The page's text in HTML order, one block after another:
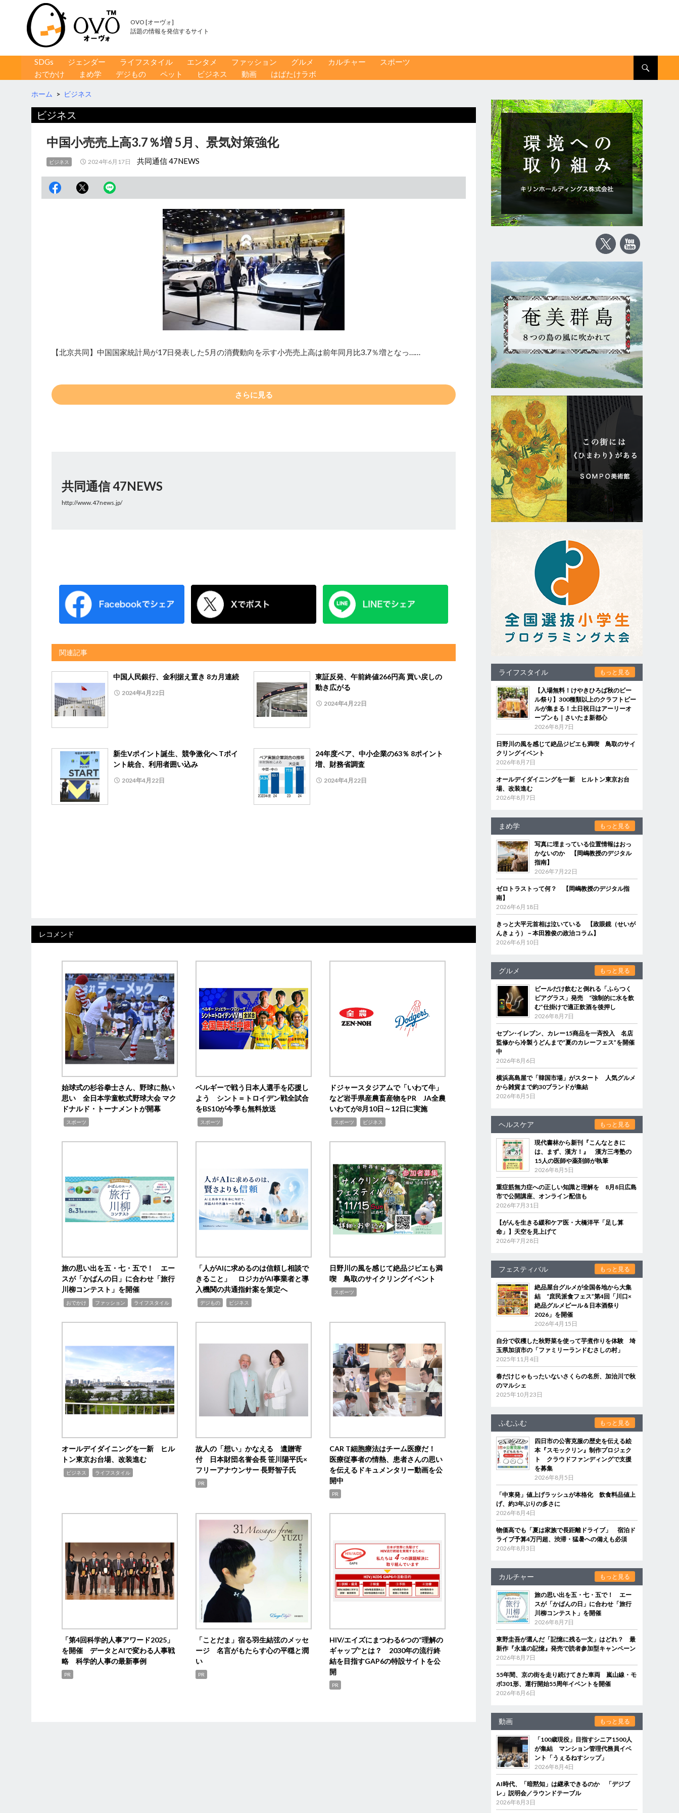
OVO [オーヴォ]
話題の情報を発信するサイト
コンテンツへ移動
SDGs ジェンダー ライフスタイル エンタメ ファッション グルメ カルチャー
スポーツ
おでかけ
まめ学 デジもの ペット ビジネス 動画 はばたけラボ
ホーム > ビジネス
ビジネス
中国小売売上高3.7％増 5月、景気対策強化
ビジネス 2024年6月17日 共同通信 47NEWS
【北京共同】中国国家統計局が17日発表した5月の消費動向を示す小売売上高は前年同月比3.7％増となっ……
さらに見る
共同通信 47NEWS
http://www.47news.jp/
関連記事
中国人民銀行、金利据え置き 8カ月連続
2024年4月22日
東証反発、午前終値266円高 買い戻しの
動き広がる
2024年4月22日
新生Vポイント誕生、競争激化へ Tポイ
ント統合、利用者囲い込み
2024年4月22日
24年度ベア、中小企業の63％ 8ポイント
増、財務省調査
2024年4月22日
レコメンド
始球式の杉谷拳士さん、野球に熱い
思い 全日本学童軟式野球大会 マク
ドナルド・トーナメントが開幕
スポーツ
ベルギーで戦う日本人選手を応援し
よう シント＝トロイデン戦全試合
をBS10が今季も無料放送
スポーツ
ドジャースタジアムで「いわて牛」
など岩手県産農畜産物をPR JA全農
いわてが8月10日～12日に実施
スポーツ ビジネス
旅の思い出を五・七・五で！ エー
スが「かばんの日」に合わせ「旅行
川柳コンテスト」を開催
おでかけ ファッション ライフスタイル
「人がAIに求めるのは信頼し相談で
きること」 ロジカがAI事業者と導
入機関の共通指針案を策定へ
デジもの ビジネス
日野川の風を感じて絶品ジビエも満
喫 鳥取のサイクリングイベント
スポーツ
オールデイダイニングを一新 ヒル
トン東京お台場、改装進む
ビジネス ライフスタイル
故人の「想い」かなえる 遺贈寄
付 日本財団名誉会長 笹川陽平氏×
フリーアナウンサー 長野智子氏
PR
CAR T細胞療法はチーム医療だ！
医療従事者の情熱、患者さんの思い
を伝えるドキュメンタリー動画を公
開中
PR
「第4回科学的人事アワード2025」
を開催 データとAIで変わる人事戦
略 科学的人事の最新事例
PR
「ことだま」宿る羽生結弦のメッセ
ージ 名言がもたらす心の平穏と潤
い
PR
HIV/エイズにまつわる6つの“理解の
ギャップ”とは？ 2030年の流行終
結を目指すGAP6の特設サイトを公
開
PR
ライフスタイル もっと見る
【入場無料！けやきひろば秋のビー
ル祭り】300種類以上のクラフトビー
ルが集まる！土日祝日はアーリーオ
ープンも｜さいたま新都心
2026年8月7日
日野川の風を感じて絶品ジビエも満喫 鳥取のサイ
クリングイベント
2026年8月7日
オールデイダイニングを一新 ヒルトン東京お台
場、改装進む
2026年8月7日
まめ学 もっと見る
写真に埋まっている位置情報はおっ
かないのか 【岡嶋教授のデジタル
指南】
2026年7月22日
ゼロトラストって何？ 【岡嶋教授のデジタル指
南】
2026年6月18日
きっと大平元首相は泣いている 【政眼鏡（せいが
んきょう）－本田雅俊の政治コラム】
2026年6月10日
グルメ もっと見る
ビールだけ飲むと倒れる「ふらつく
ビアグラス」発売 “強制的に水を飲
む”仕掛けで適正飲酒を後押し
2026年8月7日
セブン‐イレブン、カレー15商品を一斉投入 名店
監修から冷製うどんまで“夏のカレーフェス”を開催
中
2026年8月6日
横浜高島屋で「韓国市場」がスタート 人気グルメ
から雑貨まで約30ブランドが集結
2026年8月5日
ヘルスケア もっと見る
現代書林から新刊『こんなときに
は、まず、漢方！』 漢方三考塾の
15人の医師や薬剤師が執筆
2026年8月5日
重症筋無力症への正しい知識と理解を 8月8日広島
市で公開講座、オンライン配信も
2026年7月31日
【がんを生きる緩和ケア医・大橋洋平「足し算
命」】天空を見上げて
2026年7月28日
フェスティバル もっと見る
絶品屋台グルメが全国各地から大集
結 “庶民派食フェス”第4回「川口×
絶品グルメビール＆日本酒祭り
2026」を開催
2026年4月15日
自分で収穫した秋野菜を使って芋煮作りを体験 埼
玉県加須市の「ファミリーランドむさしの村」
2025年11月4日
春だけじゃもったいないさくらの名所、加治川で秋
のマルシェ
2025年10月23日
ふむふむ もっと見る
四日市の公害克服の歴史を伝える絵
本『スモックリン』制作プロジェク
ト クラウドファンディングで支援
を募集
2026年8月5日
「中東発」値上げラッシュが本格化 飲食料品値上
げ、約3年ぶりの多さに
2026年8月4日
物価高でも「夏は家族で長距離ドライブ」 宿泊ド
ライブ予算4万円超、渋滞・猛暑への備えも必須
2026年8月3日
カルチャー もっと見る
旅の思い出を五・七・五で！ エー
スが「かばんの日」に合わせ「旅行
川柳コンテスト」を開催
2026年8月7日
東野圭吾が選んだ「記憶に残る一文」はどれ？ 最
新作『永遠の記憶』発売で読者参加型キャンペーン
2026年8月7日
55年間、京の街を走り続けてきた車両 嵐山線・モ
ボ301形、運行開始55周年イベントを開催
2026年8月6日
動画 もっと見る
「100歳現役」目指すシニア1500人
が集結 マンション管理代務員イベ
ント「うぇるねすシップ」
2026年8月4日
AI時代、「暗黙知」は継承できるのか 「デジブ
レ」説明会／ラウンドテーブル
2026年8月3日